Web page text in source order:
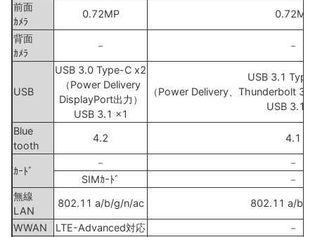
前面
ｶﾒﾗ
0.72MP 0.72MP
背面
ｶﾒﾗ
－ －
USB
USB 3.0 Type-C x2
（Power Delivery
DisplayPort出力）
USB 3.1 x1
USB 3.1
（Power Delivery、Thunderbolt 3
USB 3.1
Blue
tooth
4.2 4.1
ｶｰﾄﾞ
－
－
SIMｶｰﾄﾞ
－
無線
LAN
802.11 a/b/g/n/ac 802.11 a/b/
WWAN LTE-Advanced対応 －